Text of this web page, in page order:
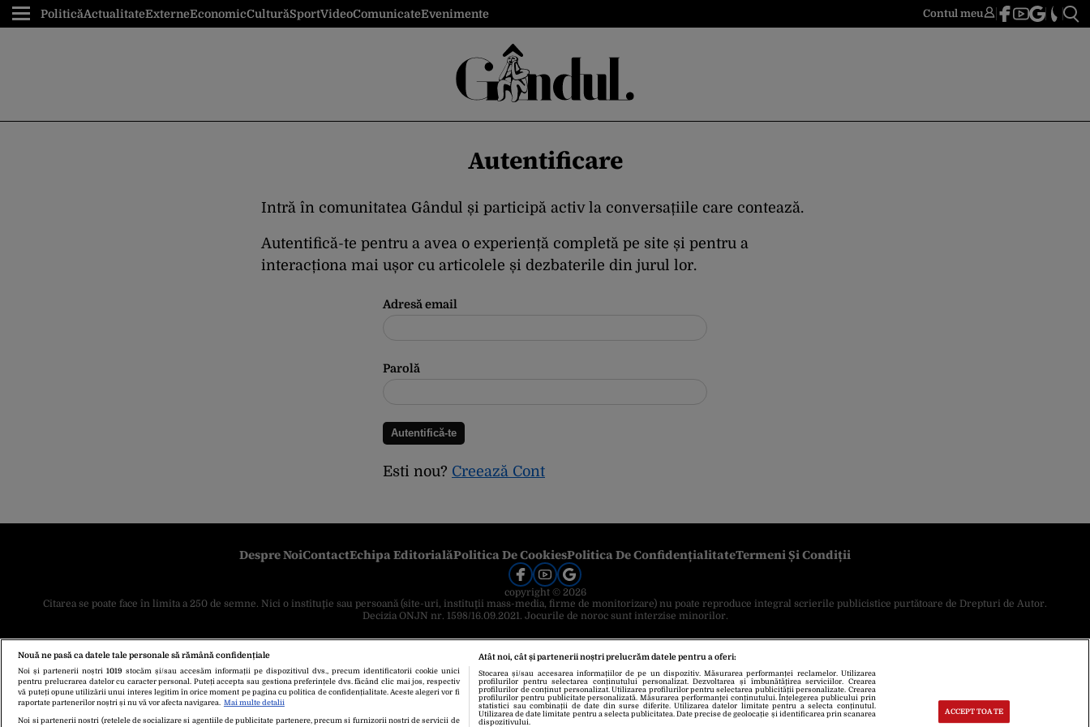
PoliticăActualitateExterneEconomicCulturăSportVideoComunicateEvenimente Contul meu
Autentificare
Intră în comunitatea Gândul și participă activ la conversațiile care contează.
Autentifică-te pentru a avea o experiență completă pe site și pentru a
interacționa mai ușor cu articolele și dezbaterile din jurul lor.
Adresă email
Parolă
Esti nou? Creează Cont
Despre NoiContactEchipa EditorialăPolitica De CookiesPolitica De ConfidențialitateTermeni Și Condiții
copyright © 2026
Citarea se poate face în limita a 250 de semne. Nici o instituţie sau persoană (site-uri, instituţii mass-media, firme de monitorizare) nu poate reproduce integral scrierile publicistice purtătoare de Drepturi de Autor.
Decizia ONJN nr. 1598/16.09.2021. Jocurile de noroc sunt interzise minorilor.